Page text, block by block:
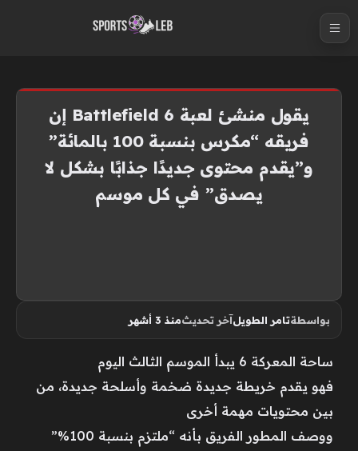
يقول منشئ لعبة Battlefield 6 إن
فريقه “مكرس بنسبة 100 بالمائة”
و”يقدم محتوى جديدًا جذابًا بشكل لا
يصدق” في كل موسم
بواسطةتامر الطويلآخر تحديثمنذ 3 أشهر
ساحة المعركة 6 يبدأ الموسم الثالث اليوم
فهو يقدم خريطة جديدة ضخمة وأسلحة جديدة، من
بين محتويات مهمة أخرى
ووصف المطور الفريق بأنه “ملتزم بنسبة 100%”